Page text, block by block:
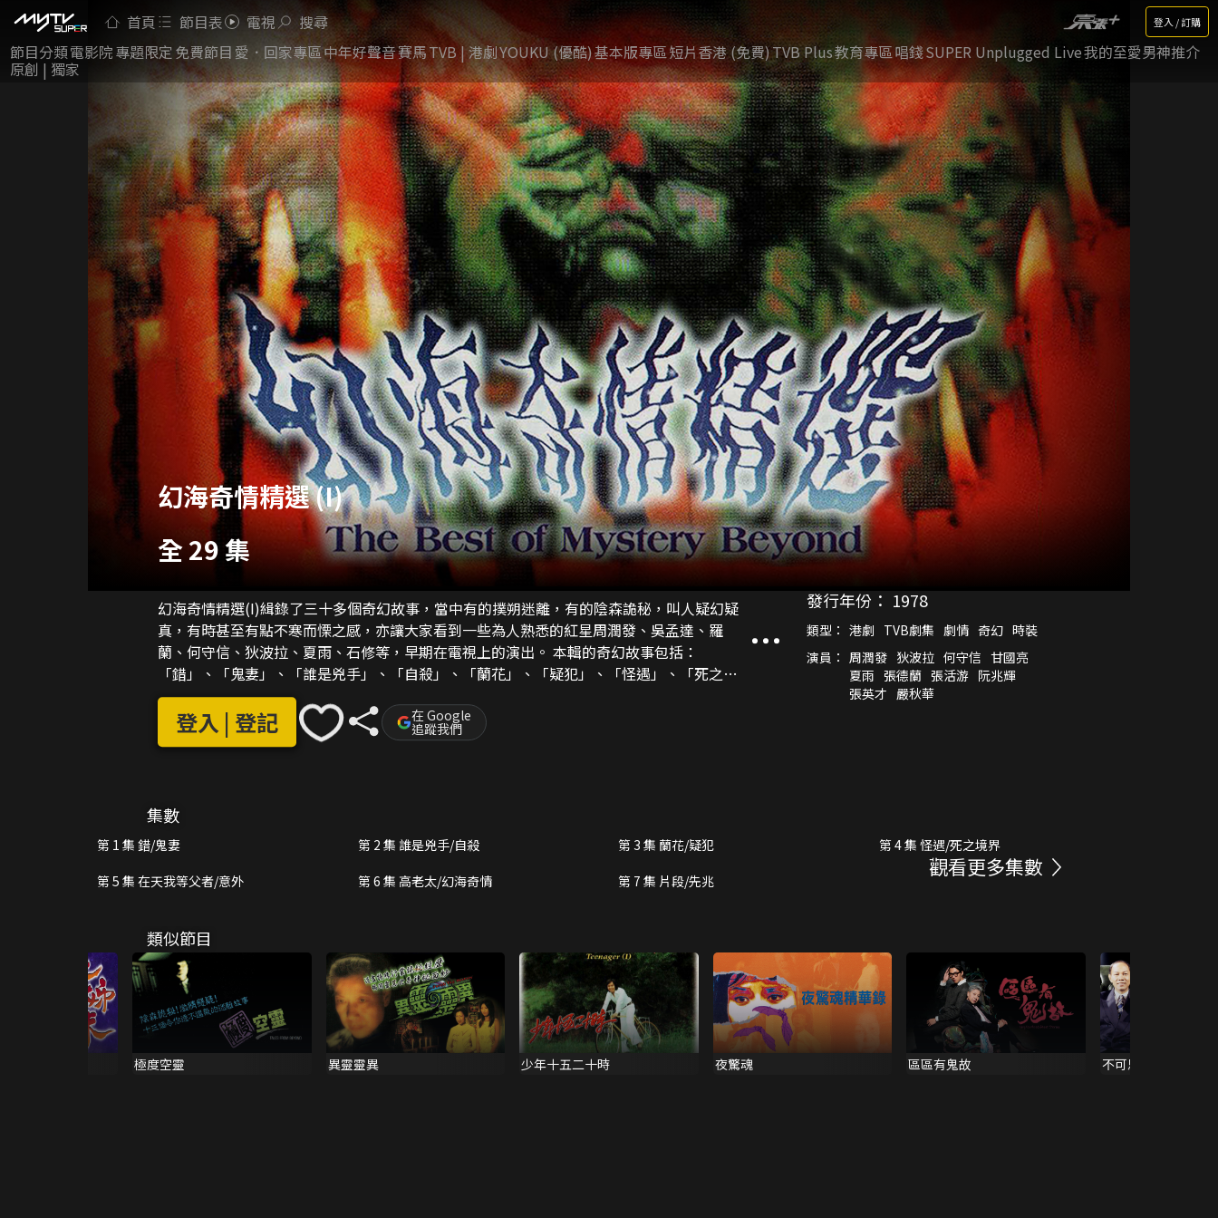
首頁 節目表 電視 搜尋 登入 / 訂購
節目分類電影院專題限定 免費節目 愛．回家專區中年好聲音賽馬TVB | 港劇YOUKU (優酷)基本版專區短片香港 (免費)TVB Plus教育專區唱錢SUPER Unplugged Live我的至愛男神推介
原創 | 獨家
幻海奇情精選 (I)
全 29 集
幻海奇情精選(I)緝錄了三十多個奇幻故事，當中有的撲朔迷離，有的陰森詭秘，叫人疑幻疑
真，有時甚至有點不寒而慄之感，亦讓大家看到一些為人熟悉的紅星周潤發、吳孟達、羅
蘭、何守信、狄波拉、夏雨、石修等，早期在電視上的演出。 本輯的奇幻故事包括：
「錯」、「鬼妻」、「誰是兇手」、「自殺」、「蘭花」、「疑犯」、「怪遇」、「死之境
界」、「在天我等父者」、「意外」、「高老太」、「幻海奇情」、「片段」、「先兆」、
「驚夢」、「情變」、「兆」、「生存亡」、「回歸」、「殺妻」、「忍」、「迷失」、
「偶然」、「回魂夜」、「修車仔」、「你死我活」、「靈魂附身」、「正反面」、「捉放
登入 | 登記 在 Google
追蹤我們
發行年份： 1978
類型： 港劇 TVB劇集 劇情 奇幻 時裝
演員： 周潤發 狄波拉 何守信 甘國亮
夏雨 張德蘭 張活游 阮兆輝
張英才 嚴秋華
集數
第 1 集 錯/鬼妻 第 2 集 誰是兇手/自殺 第 3 集 蘭花/疑犯
第 4 集 怪遇/死之境界
第 5 集 在天我等父者/意外
第 6 集 高老太/幻海奇情 第 7 集 片段/先兆
觀看更多集數
類似節目
極度空靈 異靈靈異 少年十五二十時 夜驚魂 區區有鬼故 不可思議星期二